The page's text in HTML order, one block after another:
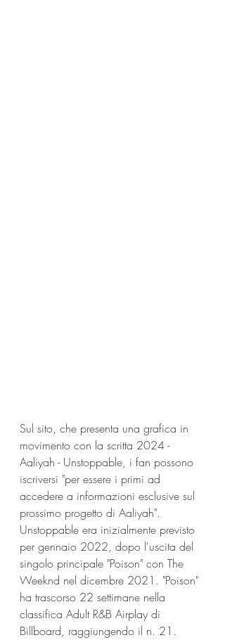
Sul sito, che presenta una grafica in
movimento con la scritta 2024 -
Aaliyah - Unstoppable, i fan possono
iscriversi "per essere i primi ad
accedere a informazioni esclusive sul
prossimo progetto di Aaliyah".
Unstoppable era inizialmente previsto
per gennaio 2022, dopo l'uscita del
singolo principale "Poison" con The
Weeknd nel dicembre 2021. "Poison"
ha trascorso 22 settimane nella
classifica Adult R&B Airplay di
Billboard, raggiungendo il n. 21.